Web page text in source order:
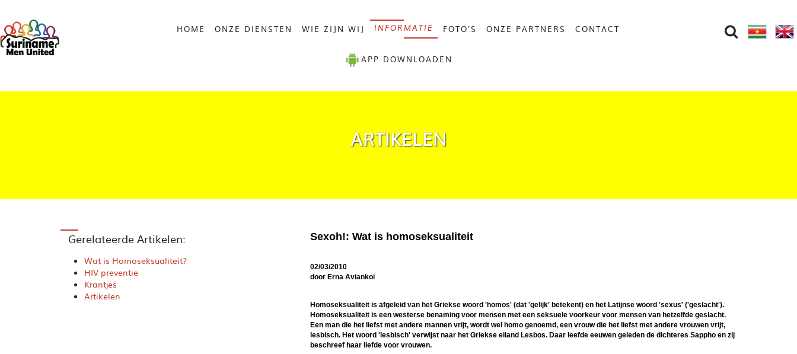
HOME ONZE DIENSTEN WIE ZIJN WIJ INFORMATIE FOTO'S ONZE PARTNERS CONTACT
APP DOWNLOADEN
ARTIKELEN
Gerelateerde Artikelen:
Wat is Homoseksualiteit?
HIV preventie
Krantjes
Artikelen
Sexoh!: Wat is homoseksualiteit
02/03/2010
door Erna Aviankoi
Homoseksualiteit is afgeleid van het Griekse woord 'homos' (dat 'gelijk' betekent) en het Latijnse woord 'sexus' ('geslacht').
Homoseksualiteit is een westerse benaming voor mensen met een seksuele voorkeur voor mensen van hetzelfde geslacht.
Een man die het liefst met andere mannen vrijt, wordt wel homo genoemd, een vrouw die het liefst met andere vrouwen vrijt,
lesbisch. Het woord 'lesbisch' verwijst naar het Griekse eiland Lesbos. Daar leefde eeuwen geleden de dichteres Sappho en zij
beschreef haar liefde voor vrouwen.